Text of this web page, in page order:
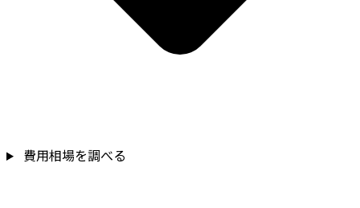
費用相場を調べる